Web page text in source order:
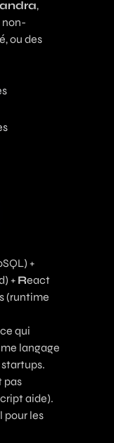
,
non-
ou des
+
+ React
(runtime
qui
langage
pas
aide).
pour les